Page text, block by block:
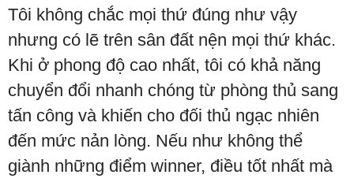
Tôi không chắc mọi thứ đúng như vậy
nhưng có lẽ trên sân đất nện mọi thứ khác.
Khi ở phong độ cao nhất, tôi có khả năng
chuyển đổi nhanh chóng từ phòng thủ sang
tấn công và khiến cho đối thủ ngạc nhiên
đến mức nản lòng. Nếu như không thể
giành những điểm winner, điều tốt nhất mà